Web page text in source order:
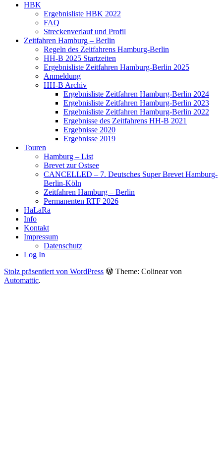
HBK
Ergebnisliste HBK 2022
FAQ
Streckenverlauf und Profil
Zeitfahren Hamburg – Berlin
Regeln des Zeitfahrens Hamburg-Berlin
HH-B 2025 Startzeiten
Ergebnisliste Zeitfahren Hamburg-Berlin 2025
Anmeldung
HH-B Archiv
Ergebnisliste Zeitfahren Hamburg-Berlin 2024
Ergebnisliste Zeitfahren Hamburg-Berlin 2023
Ergebnisliste Zeitfahren Hamburg-Berlin 2022
Ergebnisse des Zeitfahrens HH-B 2021
Ergebnisse 2020
Ergebnisse 2019
Touren
Hamburg – List
Brevet zur Ostsee
CANCELLED – 7. Deutsches Super Brevet Hamburg-
Berlin-Köln
Zeitfahren Hamburg – Berlin
Permanenten RTF 2026
HaLaRa
Info
Kontakt
Impressum
Datenschutz
Log In
Stolz präsentiert von WordPress
Theme: Colinear von
Automattic.